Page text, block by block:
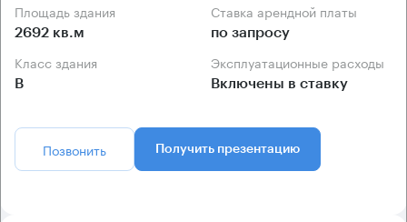
Площадь здания
2692 кв.м
Ставка арендной платы
по запросу
Класс здания
B
Эксплуатационные расходы
Включены в ставку
Позвонить Получить презентацию